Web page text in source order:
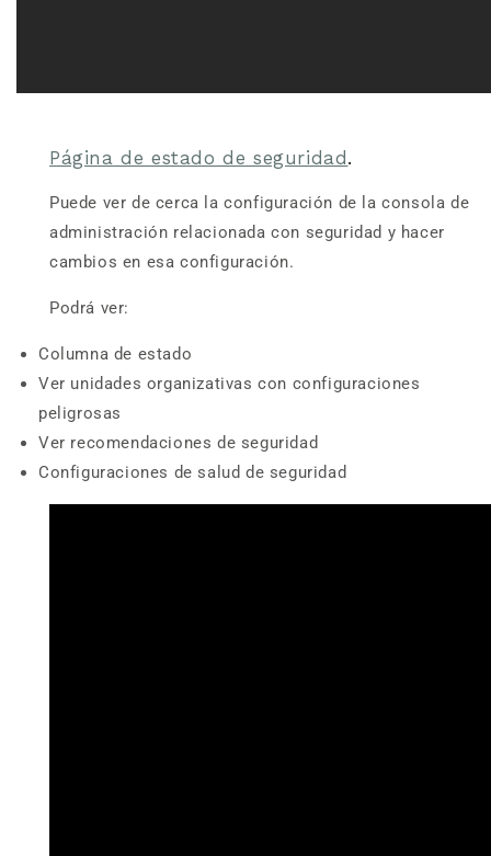
Página de estado de seguridad.
Puede ver de cerca la configuración de la consola de
administración relacionada con seguridad y hacer
cambios en esa configuración.
Podrá ver:
Columna de estado
Ver unidades organizativas con configuraciones
peligrosas
Ver recomendaciones de seguridad
Configuraciones de salud de seguridad